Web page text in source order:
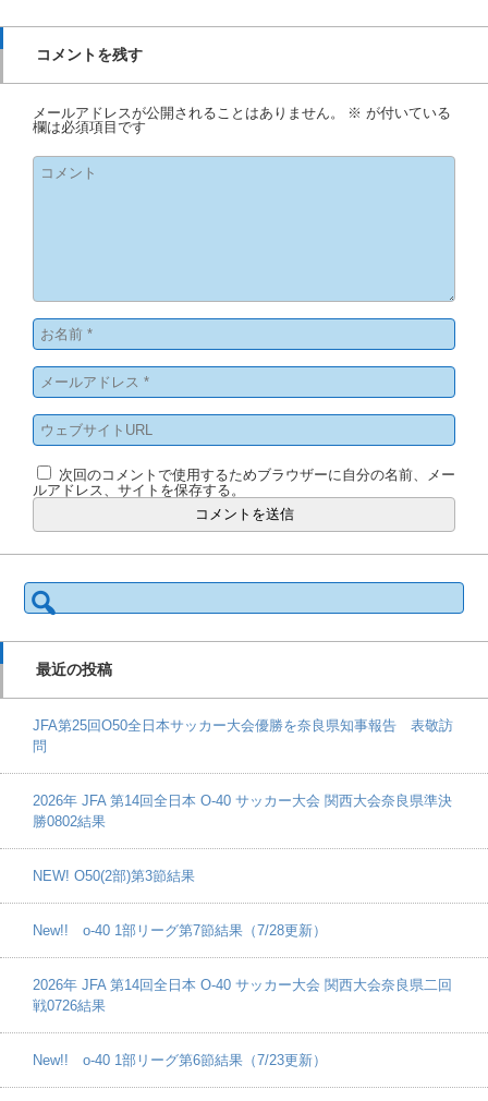
コメントを残す
メールアドレスが公開されることはありません。 ※ が付いている
欄は必須項目です
次回のコメントで使用するためブラウザーに自分の名前、メー
ルアドレス、サイトを保存する。
検
索:
最近の投稿
JFA第25回O50全日本サッカー大会優勝を奈良県知事報告 表敬訪
問
2026年 JFA 第14回全日本 O-40 サッカー大会 関西大会奈良県準決
勝0802結果
NEW! O50(2部)第3節結果
New!! o-40 1部リーグ第7節結果（7/28更新）
2026年 JFA 第14回全日本 O-40 サッカー大会 関西大会奈良県二回
戦0726結果
New!! o-40 1部リーグ第6節結果（7/23更新）